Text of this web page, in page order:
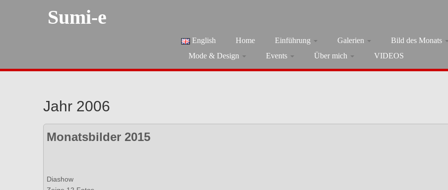
Sumi-e
English Home Einführung Galerien Bild des Monats
Mode & Design
Events Über mich VIDEOS
Jahr 2006
Monatsbilder 2015
Diashow